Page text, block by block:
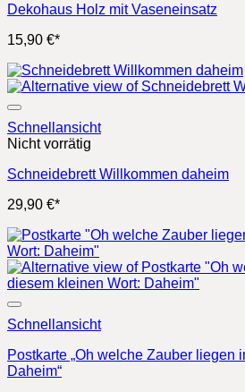
Dekohaus Holz mit Vaseneinsatz
15,90 €*
Schnellansicht
Nicht vorrätig
Schneidebrett Willkommen daheim
29,90 €*
Schnellansicht
Postkarte „Oh welche Zauber liegen
Daheim“